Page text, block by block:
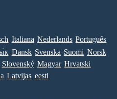
Italiana Nederlands Português
Dansk Svenska Suomi Norsk
Slovenský Magyar Hrvatski
Latvijas eesti